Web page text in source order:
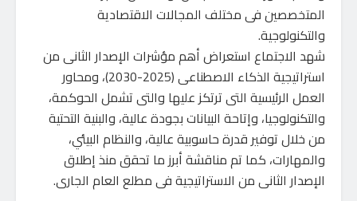
المتخصصين فى مختلف المجالات الاقتصادية
والتكنولوجية.
شهد الاجتماع استعراض أهم مؤشرات الإصدار الثانى من
استراتيجية الذكاء الاصطناعى (2025-2030)، ومحاور
العمل الرئيسية التى ترتكز عليها والتى تشمل الحوكمة،
والتكنولوجيا، وإتاحة البيانات بجودة عالية، والبنية التحتية
من خلال توفير قدرة حاسوبية عالية، والنظام البيئي،
والمهارات، كما تم مناقشة أبرز ما تحقق منذ إطلاق
الإصدار الثانى من الاستراتيجية فى مطلع العام الجارى.